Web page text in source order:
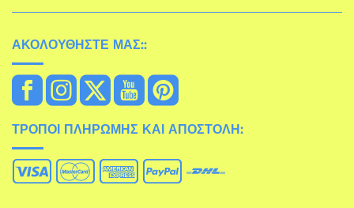
ΑΚΟΛΟΥΘΉΣΤΕ ΜΑΣ::
ΤΡΌΠΟΙ ΠΛΗΡΩΜΉΣ ΚΑΙ ΑΠΟΣΤΟΛΉ: